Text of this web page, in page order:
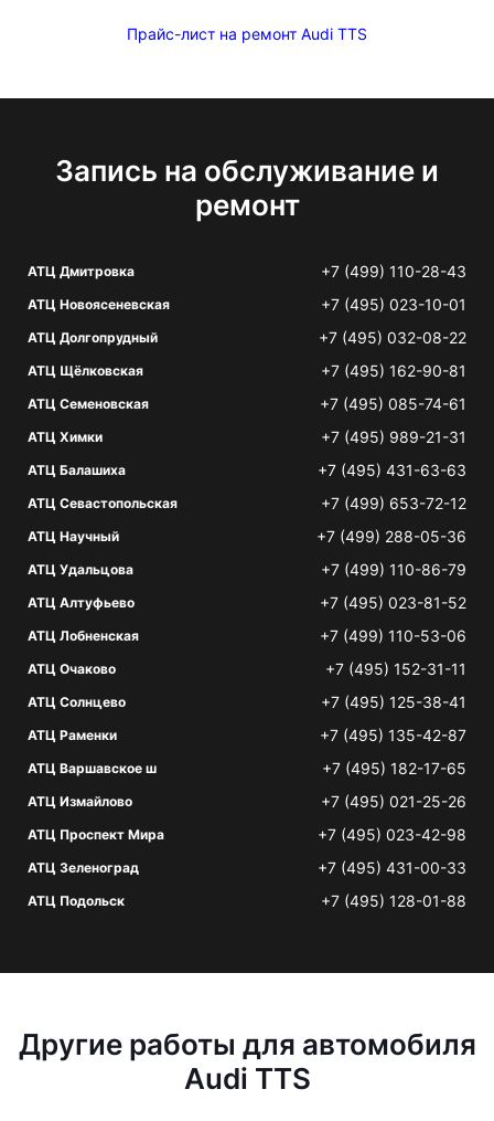
Прайс-лист на ремонт Audi TTS
Запись на обслуживание и
ремонт
АТЦ Дмитровка +7 (499) 110-28-43
АТЦ Новоясеневская +7 (495) 023-10-01
АТЦ Долгопрудный +7 (495) 032-08-22
АТЦ Щёлковская +7 (495) 162-90-81
АТЦ Семеновская +7 (495) 085-74-61
АТЦ Химки +7 (495) 989-21-31
АТЦ Балашиха +7 (495) 431-63-63
АТЦ Севастопольская +7 (499) 653-72-12
АТЦ Научный +7 (499) 288-05-36
АТЦ Удальцова +7 (499) 110-86-79
АТЦ Алтуфьево +7 (495) 023-81-52
АТЦ Лобненская +7 (499) 110-53-06
АТЦ Очаково +7 (495) 152-31-11
АТЦ Солнцево +7 (495) 125-38-41
АТЦ Раменки +7 (495) 135-42-87
АТЦ Варшавское ш +7 (495) 182-17-65
АТЦ Измайлово +7 (495) 021-25-26
АТЦ Проспект Мира +7 (495) 023-42-98
АТЦ Зеленоград +7 (495) 431-00-33
АТЦ Подольск +7 (495) 128-01-88
Другие работы для автомобиля
Audi TTS